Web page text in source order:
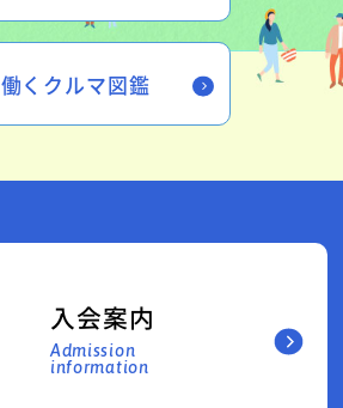
働くクルマ図鑑
入会案内
Admission
information